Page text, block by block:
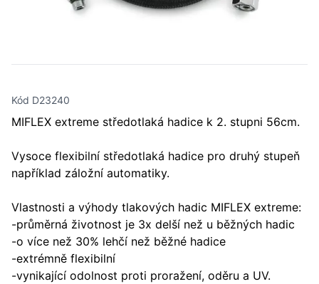
Kód D23240
MIFLEX extreme středotlaká hadice k 2. stupni 56cm.
Vysoce flexibilní středotlaká hadice pro druhý stupeň
například záložní automatiky.
Vlastnosti a výhody tlakových hadic MIFLEX extreme:
-průměrná životnost je 3x delší než u běžných hadic
-o více než 30% lehčí než běžné hadice
-extrémně flexibilní
-vynikající odolnost proti proražení, oděru a UV.